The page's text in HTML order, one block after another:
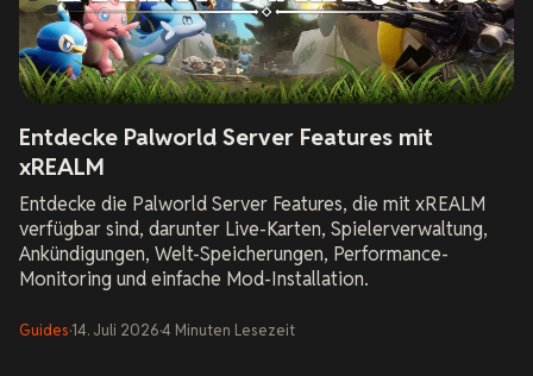
Entdecke Palworld Server Features mit
xREALM
Entdecke die Palworld Server Features, die mit xREALM
verfügbar sind, darunter Live-Karten, Spielerverwaltung,
Ankündigungen, Welt-Speicherungen, Performance-
Monitoring und einfache Mod-Installation.
Guides·14. Juli 2026·4 Minuten Lesezeit